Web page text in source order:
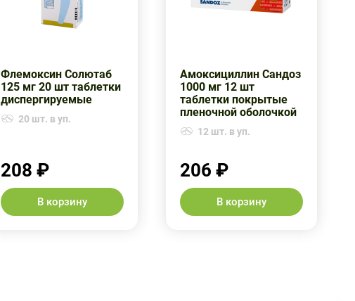
Флемоксин Солютаб
125 мг 20 шт таблетки
диспергируемые
20 шт. в уп.
208 ₽
В корзину
Амоксициллин Сандоз
1000 мг 12 шт
таблетки покрытые
пленочной оболочкой
12 шт. в уп.
206 ₽
В корзину